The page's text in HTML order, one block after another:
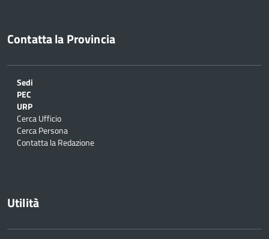
Contatta la Provincia
Sedi
PEC
URP
Cerca Ufficio
Cerca Persona
Contatta la Redazione
Utilità